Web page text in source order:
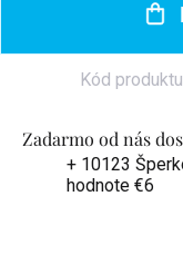
Zadarmo od nás
+ 10123
hodnote €6
Kód